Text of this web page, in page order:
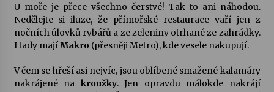
U moře je přece všechno čerstvé! Tak to ani náhodou.
Nedělejte si iluze, že přímořské restaurace vaří jen z
nočních úlovků rybářů a ze zeleniny otrhané ze zahrádky.
I tady majíMakro (přesněji Metro), kde vesele nakupují.
V čem se hřeší asi nejvíc, jsou oblíbené smažené kalamáry
nakrájené na kroužky. Jen opravdu málokde nakrájí